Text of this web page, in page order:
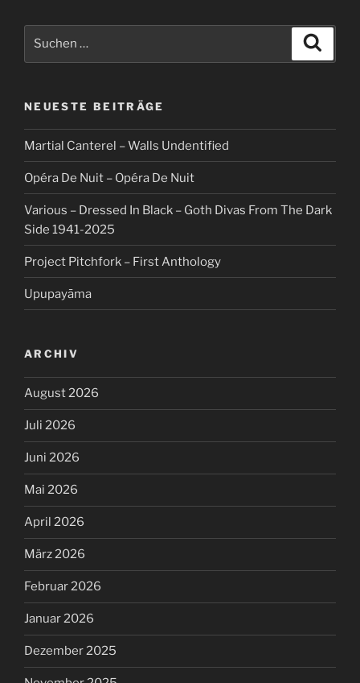
NEUESTE BEITRÄGE
Martial Canterel – Walls Undentified
Opéra De Nuit – Opéra De Nuit
Various – Dressed In Black – Goth Divas From The Dark
Side 1941-2025
Project Pitchfork – First Anthology
Upupayāma
ARCHIV
August 2026
Juli 2026
Juni 2026
Mai 2026
April 2026
März 2026
Februar 2026
Januar 2026
Dezember 2025